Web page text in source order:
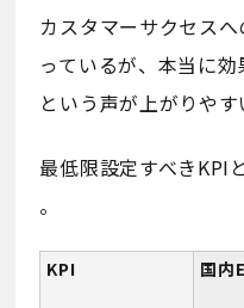
カスタマーサクセス
っているが、本当に効
という声が上がりやす
最低限設定すべきKPI
。
KPI 国内